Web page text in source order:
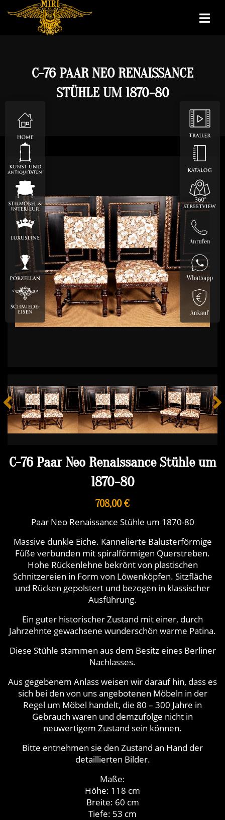
C-76 PAAR NEO RENAISSANCE
STÜHLE UM 1870-80
C-76 Paar Neo Renaissance Stühle um
1870-80
708,00 €
Paar Neo Renaissance Stühle um 1870-80
Massive dunkle Eiche. Kannelierte Balusterförmige
Füße verbunden mit spiralförmigen Querstreben.
Hohe Rückenlehne bekrönt von plastischen
Schnitzereien in Form von Löwenköpfen. Sitzfläche
und Rücken gepolstert und bezogen in klassischer
Ausführung.
Ein guter historischer Zustand mit einer, durch
Jahrzehnte gewachsene wunderschön warme Patina.
Diese Stühle stammen aus dem Besitz eines Berliner
Nachlasses.
Aus gegebenem Anlass weisen wir darauf hin, dass es
sich bei den von uns angebotenen Möbeln in der
Regel um Möbel handelt, die 80 – 300 Jahre in
Gebrauch waren und demzufolge nicht in
neuwertigem Zustand sein können.
Bitte entnehmen sie den Zustand an Hand der
detaillierten Bilder.
Maße:
Höhe: 118 cm
Breite: 60 cm
Tiefe: 53 cm